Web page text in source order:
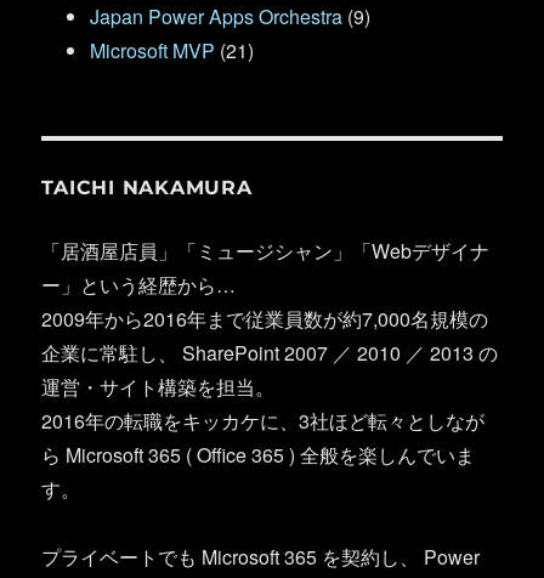
Japan Power Apps Orchestra (9)
Microsoft MVP (21)
TAICHI NAKAMURA
「居酒屋店員」「ミュージシャン」「Webデザイナ
ー」という経歴から…
2009年から2016年まで従業員数が約7,000名規模の
企業に常駐し、 SharePoint 2007 ／ 2010 ／ 2013 の
運営・サイト構築を担当。
2016年の転職をキッカケに、3社ほど転々としなが
ら Microsoft 365 ( Office 365 ) 全般を楽しんでいま
す。
プライベートでも Microsoft 365 を契約し、 Power